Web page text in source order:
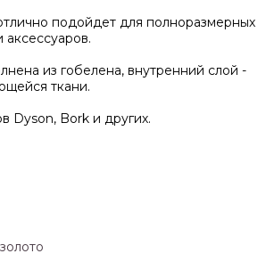
подойдет для полноразмерных
аксессуаров.
из гобелена, внутренний слой -
ткани.
Dyson, Bork и других.
золото